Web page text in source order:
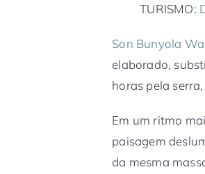
TURISMO:
Son Bunyola
elaborado,
horas pela
Em um ritmo
paisagem
da mesma